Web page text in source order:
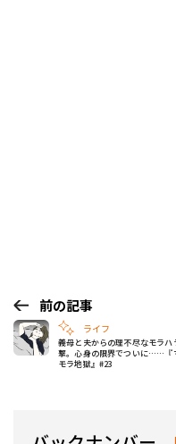
前の記事
ライフ
義母と夫からの理不尽なモラハ
撃。心身の限界でついに……『
モラ地獄』#23